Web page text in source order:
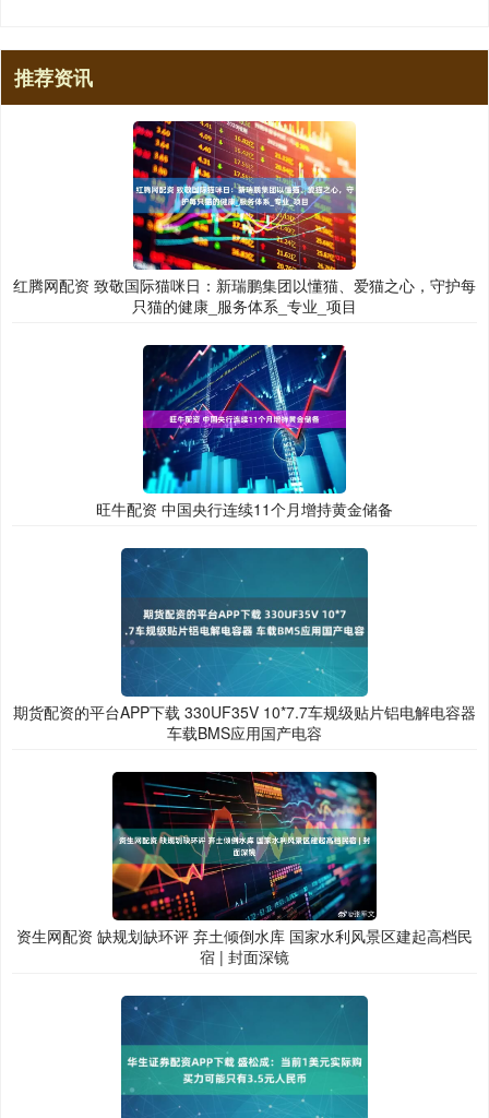
推荐资讯
红腾网配资 致敬国际猫咪日：新瑞鹏集团以懂猫、爱猫之心，守护每
只猫的健康_服务体系_专业_项目
旺牛配资 中国央行连续11个月增持黄金储备
期货配资的平台APP下载 330UF35V 10*7.7车规级贴片铝电解电容器
车载BMS应用国产电容
资生网配资 缺规划缺环评 弃土倾倒水库 国家水利风景区建起高档民
宿 | 封面深镜